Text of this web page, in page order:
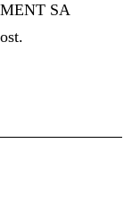
SA